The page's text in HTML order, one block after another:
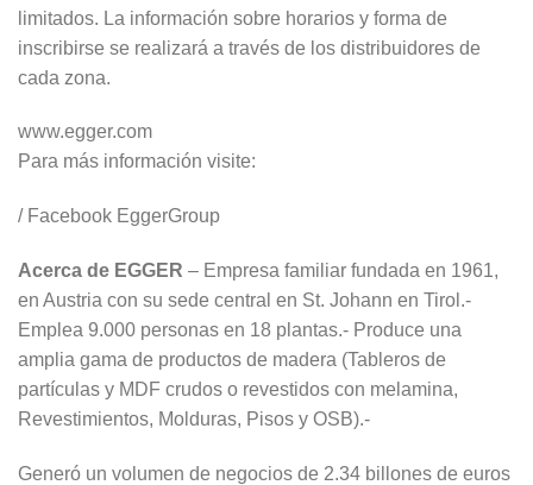
limitados. La información sobre horarios y forma de
inscribirse se realizará a través de los distribuidores de
cada zona.
www.egger.com
Para más información visite:
/ Facebook EggerGroup
Acerca de EGGER – Empresa familiar fundada en 1961,
en Austria con su sede central en St. Johann en Tirol.-
Emplea 9.000 personas en 18 plantas.- Produce una
amplia gama de productos de madera (Tableros de
partículas y MDF crudos o revestidos con melamina,
Revestimientos, Molduras, Pisos y OSB).-
Generó un volumen de negocios de 2.34 billones de euros